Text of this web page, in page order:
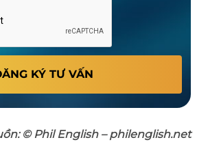
KÝ TƯ VẤN
© Phil English – philenglish.net